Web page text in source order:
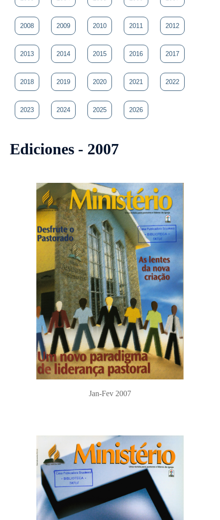
2008 2009 2010 2011 2012
2013 2014 2015 2016 2017
2018 2019 2020 2021 2022
2023 2024 2025 2026
Ediciones - 2007
Jan-Fev 2007